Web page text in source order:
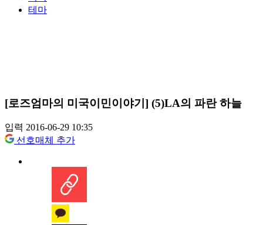
테마
[로즈엄마의 미국이민이야기] (5)LA의 파란 하늘
입력 2016-06-29 10:35
선호매체 추가